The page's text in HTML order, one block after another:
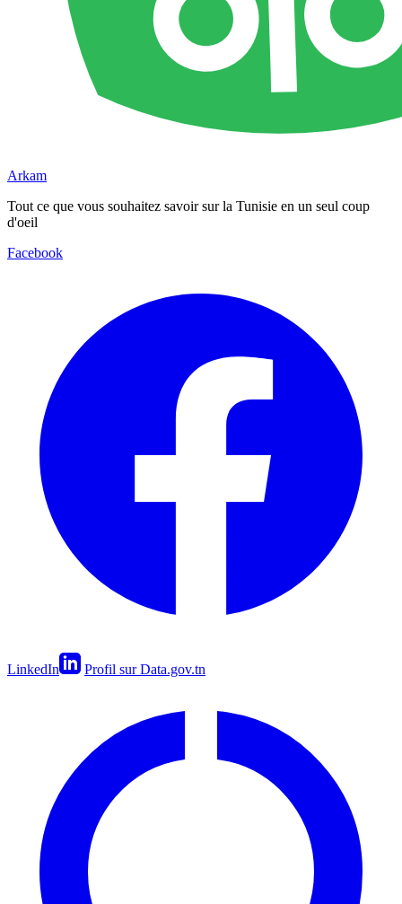
Arkam
Tout ce que vous souhaitez savoir sur la Tunisie en un seul coup
d'oeil
Facebook
LinkedIn Profil sur Data.gov.tn